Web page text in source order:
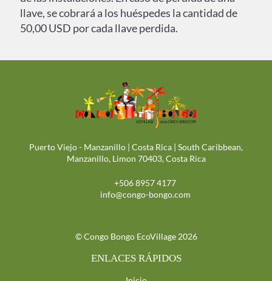
llave, se cobrará a los huéspedes la cantidad de
50,00 USD por cada llave perdida.
Puerto Viejo - Manzanillo | Costa Rica | South Caribbean,
Manzanillo, Limon 70403, Costa Rica
+506 8957 4177
info@congo-bongo.com
© Congo Bongo EcoVillage 2026
ENLACES RÁPIDOS